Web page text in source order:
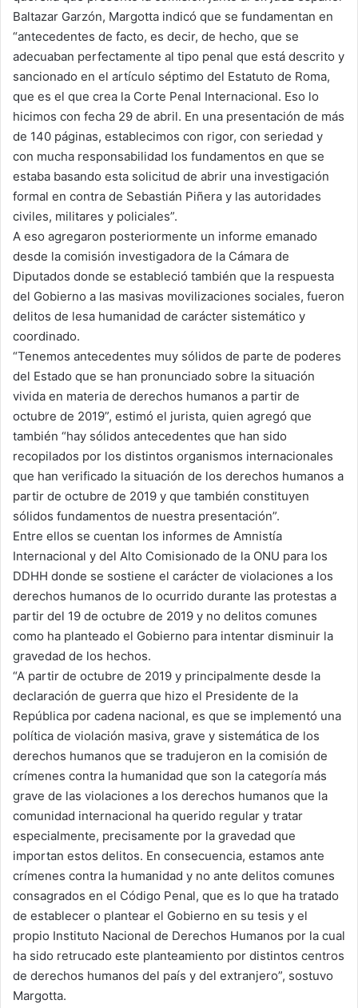
Baltazar Garzón, Margotta indicó que se fundamentan en
“antecedentes de facto, es decir, de hecho, que se
adecuaban perfectamente al tipo penal que está descrito y
sancionado en el artículo séptimo del Estatuto de Roma,
que es el que crea la Corte Penal Internacional. Eso lo
hicimos con fecha 29 de abril. En una presentación de más
de 140 páginas, establecimos con rigor, con seriedad y
con mucha responsabilidad los fundamentos en que se
estaba basando esta solicitud de abrir una investigación
formal en contra de Sebastián Piñera y las autoridades
civiles, militares y policiales”.
A eso agregaron posteriormente un informe emanado
desde la comisión investigadora de la Cámara de
Diputados donde se estableció también que la respuesta
del Gobierno a las masivas movilizaciones sociales, fueron
delitos de lesa humanidad de carácter sistemático y
coordinado.
“Tenemos antecedentes muy sólidos de parte de poderes
del Estado que se han pronunciado sobre la situación
vivida en materia de derechos humanos a partir de
octubre de 2019”, estimó el jurista, quien agregó que
también “hay sólidos antecedentes que han sido
recopilados por los distintos organismos internacionales
que han verificado la situación de los derechos humanos a
partir de octubre de 2019 y que también constituyen
sólidos fundamentos de nuestra presentación”.
Entre ellos se cuentan los informes de Amnistía
Internacional y del Alto Comisionado de la ONU para los
DDHH donde se sostiene el carácter de violaciones a los
derechos humanos de lo ocurrido durante las protestas a
partir del 19 de octubre de 2019 y no delitos comunes
como ha planteado el Gobierno para intentar disminuir la
gravedad de los hechos.
“A partir de octubre de 2019 y principalmente desde la
declaración de guerra que hizo el Presidente de la
República por cadena nacional, es que se implementó una
política de violación masiva, grave y sistemática de los
derechos humanos que se tradujeron en la comisión de
crímenes contra la humanidad que son la categoría más
grave de las violaciones a los derechos humanos que la
comunidad internacional ha querido regular y tratar
especialmente, precisamente por la gravedad que
importan estos delitos. En consecuencia, estamos ante
crímenes contra la humanidad y no ante delitos comunes
consagrados en el Código Penal, que es lo que ha tratado
de establecer o plantear el Gobierno en su tesis y el
propio Instituto Nacional de Derechos Humanos por la cual
ha sido retrucado este planteamiento por distintos centros
de derechos humanos del país y del extranjero”, sostuvo
Margotta.